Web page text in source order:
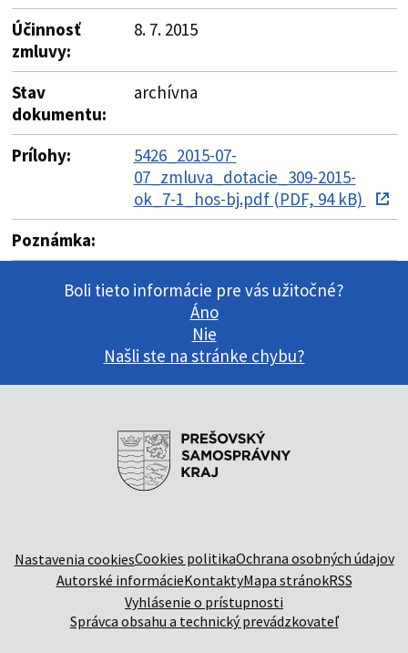
Účinnosť
zmluvy:
8. 7. 2015
Stav
dokumentu:
archívna
Prílohy:
5426_2015-07-
07_zmluva_dotacie_309-2015-
ok_7-1_hos-bj.pdf (PDF, 94 kB)
Poznámka:
Boli tieto informácie pre vás užitočné?
Áno
Nie
Našli ste na stránke chybu?
Nastavenia cookiesCookies politikaOchrana osobných údajov
Autorské informácieKontaktyMapa stránokRSS
Vyhlásenie o prístupnosti
Správca obsahu a technický prevádzkovateľ